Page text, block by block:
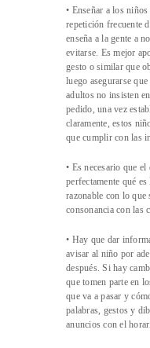
• Enseñar a los
repetición frecuente
enseña a la gente a
evitarse. Es mejor
gesto o similar que
luego asegurarse
adultos no insisten
pedido, una vez
claramente, estos
que cumplir con las
• Es necesario que
perfectamente qué
razonable con lo que
consonancia con las
• Hay que dar
avisar al niño por
después. Si hay
que tomen parte en
que va a pasar y
palabras, gestos y
anuncios con el